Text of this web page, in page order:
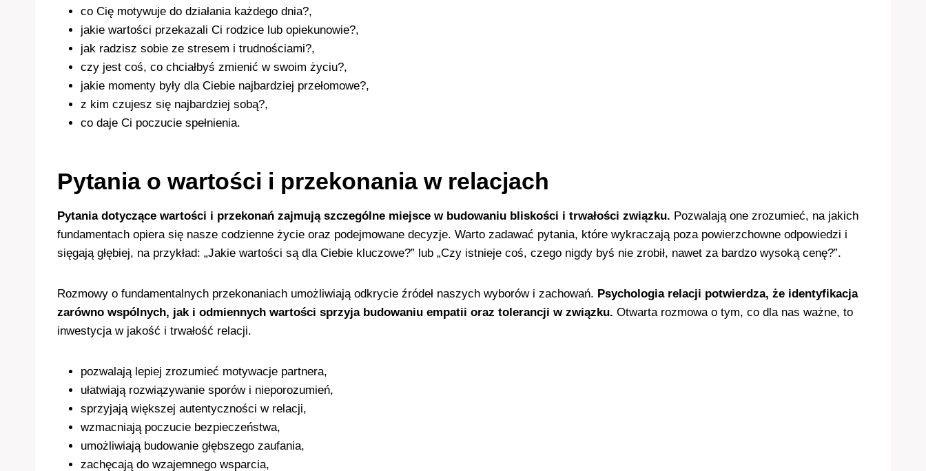
co Cię motywuje do działania każdego dnia?,
jakie wartości przekazali Ci rodzice lub opiekunowie?,
jak radzisz sobie ze stresem i trudnościami?,
czy jest coś, co chciałbyś zmienić w swoim życiu?,
jakie momenty były dla Ciebie najbardziej przełomowe?,
z kim czujesz się najbardziej sobą?,
co daje Ci poczucie spełnienia.
Pytania o wartości i przekonania w relacjach
Pytania dotyczące wartości i przekonań zajmują szczególne miejsce w budowaniu bliskości i trwałości związku. Pozwalają one zrozumieć, na jakich
fundamentach opiera się nasze codzienne życie oraz podejmowane decyzje. Warto zadawać pytania, które wykraczają poza powierzchowne odpowiedzi i
sięgają głębiej, na przykład: „Jakie wartości są dla Ciebie kluczowe?” lub „Czy istnieje coś, czego nigdy byś nie zrobił, nawet za bardzo wysoką cenę?”.
Rozmowy o fundamentalnych przekonaniach umożliwiają odkrycie źródeł naszych wyborów i zachowań. Psychologia relacji potwierdza, że identyfikacja
zarówno wspólnych, jak i odmiennych wartości sprzyja budowaniu empatii oraz tolerancji w związku. Otwarta rozmowa o tym, co dla nas ważne, to
inwestycja w jakość i trwałość relacji.
pozwalają lepiej zrozumieć motywacje partnera,
ułatwiają rozwiązywanie sporów i nieporozumień,
sprzyjają większej autentyczności w relacji,
wzmacniają poczucie bezpieczeństwa,
umożliwiają budowanie głębszego zaufania,
zachęcają do wzajemnego wsparcia,